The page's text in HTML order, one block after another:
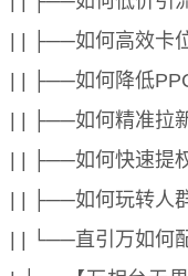
| | ├──如何高效卡
| | ├──如何降低
| | ├──如何精准拉
| | ├──如何快速提
| | ├──如何玩转人
| | └──直引万如何